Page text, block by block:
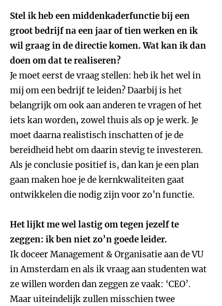
Stel ik heb een middenkaderfunctie bij een
groot bedrijf na een jaar of tien werken en ik
wil graag in de directie komen. Wat kan ik dan
doen om dat te realiseren?
Je moet eerst de vraag stellen: heb ik het wel in
mij om een bedrijf te leiden? Daarbij is het
belangrijk om ook aan anderen te vragen of het
iets kan worden, zowel thuis als op je werk. Je
moet daarna realistisch inschatten of je de
bereidheid hebt om daarin stevig te investeren.
Als je conclusie positief is, dan kan je een plan
gaan maken hoe je de kernkwaliteiten gaat
ontwikkelen die nodig zijn voor zo’n functie.
Het lijkt me wel lastig om tegen jezelf te
zeggen: ik ben niet zo’n goede leider.
Ik doceer Management & Organisatie aan de VU
in Amsterdam en als ik vraag aan studenten wat
ze willen worden dan zeggen ze vaak: ‘CEO’.
Maar uiteindelijk zullen misschien twee